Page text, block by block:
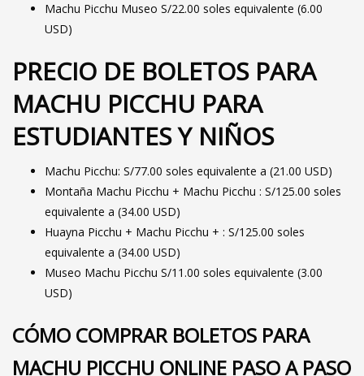
Machu Picchu Museo S/22.00 soles equivalente (6.00
USD)
PRECIO DE BOLETOS PARA
MACHU PICCHU PARA
ESTUDIANTES Y NIÑOS
Machu Picchu: S/77.00 soles equivalente a (21.00 USD)
Montaña Machu Picchu + Machu Picchu : S/125.00 soles
equivalente a (34.00 USD)
Huayna Picchu + Machu Picchu + : S/125.00 soles
equivalente a (34.00 USD)
Museo Machu Picchu S/11.00 soles equivalente (3.00
USD)
CÓMO COMPRAR BOLETOS PARA
MACHU PICCHU ONLINE PASO A PASO